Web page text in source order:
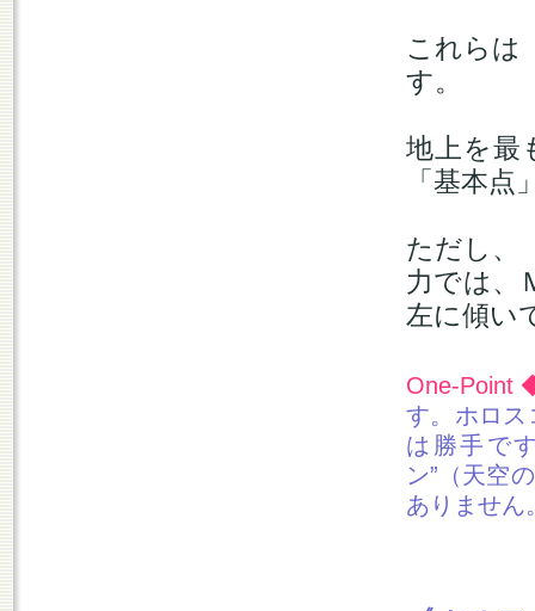
これらは
す。
地上を最
「基本点
ただし、
力では、
左に傾い
One-Point
す。ホロス
は勝手で
ン”（天空
ありません